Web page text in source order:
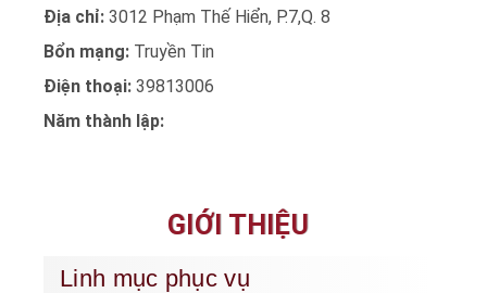
Địa chỉ: 3012 Phạm Thế Hiển, P.7,Q. 8
Bổn mạng: Truyền Tin
Điện thoại: 39813006
Năm thành lập:
GIỚI THIỆU
Linh mục phục vụ